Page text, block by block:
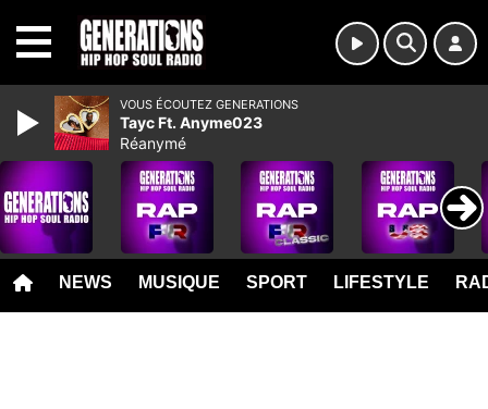
NEWS MUSIQUE SPORT LIFESTYLE
VOUS ÉCOUTEZ GENERATIONS
Tayc Ft. Anyme023
Réanymé